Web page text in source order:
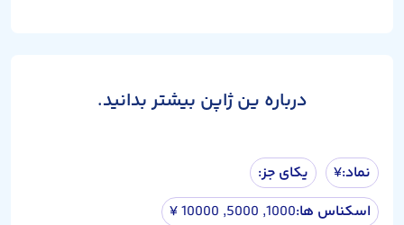
درباره ین ژاپن بیشتر بدانید.
نماد:¥
یکای جز:
اسکناس ها:1000, 5000, 10000 ¥